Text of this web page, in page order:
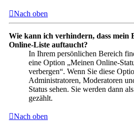
Nach oben
Wie kann ich verhindern, dass mein
Online-Liste auftaucht?
In Ihrem persönlichen Bereich
eine Option „Meinen Online-
verbergen“. Wenn Sie diese
Administratoren, Moderatoren
Status sehen. Sie werden dann
gezählt.
Nach oben